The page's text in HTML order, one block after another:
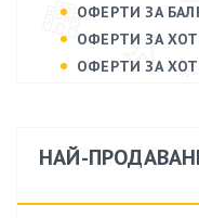
ОФЕРТИ ЗА
ОФЕРТИ ЗА
ОФЕРТИ ЗА
НАЙ-